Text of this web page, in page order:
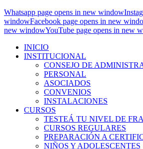
Whatsapp page opens in new window
windowFacebook page opens in new
new windowYouTube page opens in new
INICIO
INSTITUCIONAL
CONSEJO DE
PERSONAL
ASOCIADOS
CONVENIOS
INSTALACIONES
CURSOS
TESTEÁ TU NIVEL DE
CURSOS REGULARES
PREPARACIÓN A
NIÑOS Y ADOLESCENTES